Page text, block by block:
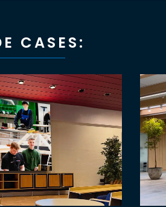
CASES: